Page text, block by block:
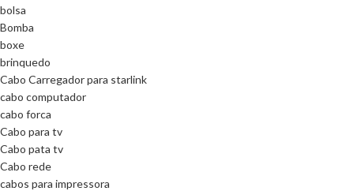
bolsa
Bomba
boxe
brinquedo
Cabo Carregador para starlink
cabo computador
cabo forca
Cabo para tv
Cabo pata tv
Cabo rede
cabos para impressora